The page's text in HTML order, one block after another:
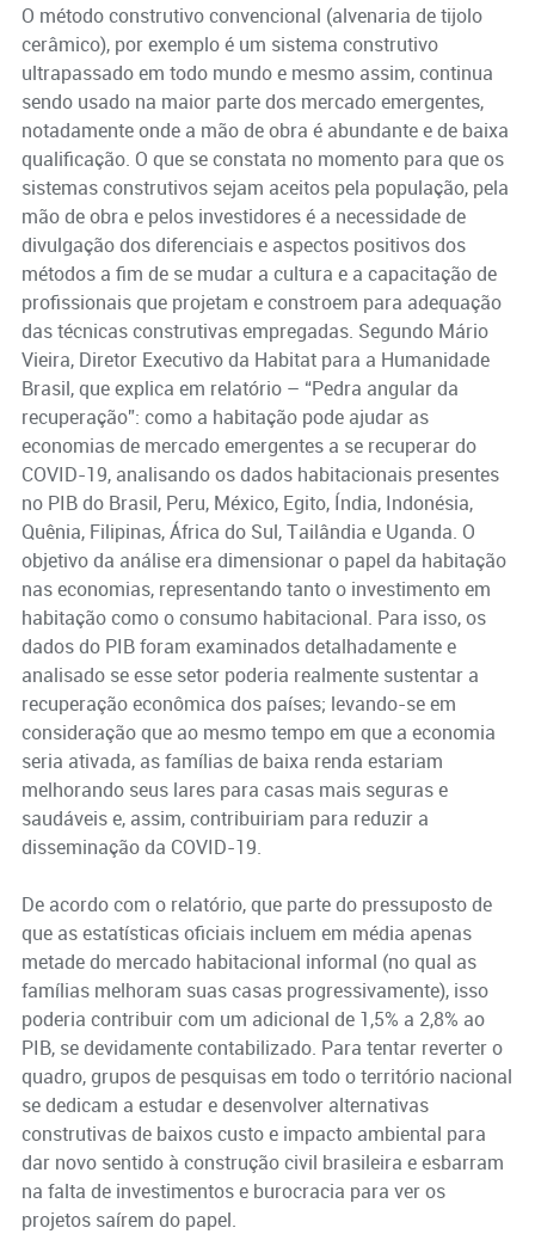
O método construtivo convencional (alvenaria de tijolo
cerâmico), por exemplo é um sistema construtivo
ultrapassado em todo mundo e mesmo assim, continua
sendo usado na maior parte dos mercado emergentes,
notadamente onde a mão de obra é abundante e de baixa
qualificação. O que se constata no momento para que os
sistemas construtivos sejam aceitos pela população, pela
mão de obra e pelos investidores é a necessidade de
divulgação dos diferenciais e aspectos positivos dos
métodos a fim de se mudar a cultura e a capacitação de
profissionais que projetam e constroem para adequação
das técnicas construtivas empregadas. Segundo Mário
Vieira, Diretor Executivo da Habitat para a Humanidade
Brasil, que explica em relatório – “Pedra angular da
recuperação”: como a habitação pode ajudar as
economias de mercado emergentes a se recuperar do
COVID-19, analisando os dados habitacionais presentes
no PIB do Brasil, Peru, México, Egito, Índia, Indonésia,
Quênia, Filipinas, África do Sul, Tailândia e Uganda. O
objetivo da análise era dimensionar o papel da habitação
nas economias, representando tanto o investimento em
habitação como o consumo habitacional. Para isso, os
dados do PIB foram examinados detalhadamente e
analisado se esse setor poderia realmente sustentar a
recuperação econômica dos países; levando-se em
consideração que ao mesmo tempo em que a economia
seria ativada, as famílias de baixa renda estariam
melhorando seus lares para casas mais seguras e
saudáveis e, assim, contribuiriam para reduzir a
disseminação da COVID-19.
De acordo com o relatório, que parte do pressuposto de
que as estatísticas oficiais incluem em média apenas
metade do mercado habitacional informal (no qual as
famílias melhoram suas casas progressivamente), isso
poderia contribuir com um adicional de 1,5% a 2,8% ao
PIB, se devidamente contabilizado. Para tentar reverter o
quadro, grupos de pesquisas em todo o território nacional
se dedicam a estudar e desenvolver alternativas
construtivas de baixos custo e impacto ambiental para
dar novo sentido à construção civil brasileira e esbarram
na falta de investimentos e burocracia para ver os
projetos saírem do papel.